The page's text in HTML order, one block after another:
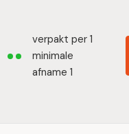
verpakt per 1
minimale
afname 1